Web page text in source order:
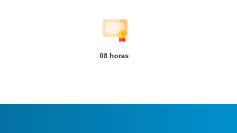
08 horas